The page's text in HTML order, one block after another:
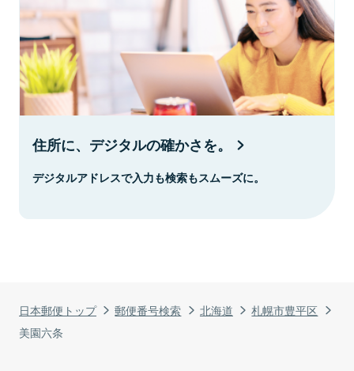
日本郵便トップ 郵便番号検索 北海道
札幌市豊平区
美園六条
住所に、デジタルの確かさを。
デジタルアドレスで入力も検索もスムーズに。